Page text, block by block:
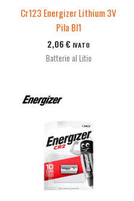
Cr123 Energizer Lithium 3V
Pila Bl1
2,06€ IVATO
Batterie al Litio